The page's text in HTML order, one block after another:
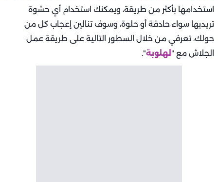
استخدامها بأكثر من طريقة، ويمكنك استخدام أي حشوة
تريديها سواء حادقة أو حلوة، وسوف تنالين إعجاب كل من
حولك، تعرفي من خلال السطور التالية على طريقة عمل
الجلاش مع " لهلوبة".